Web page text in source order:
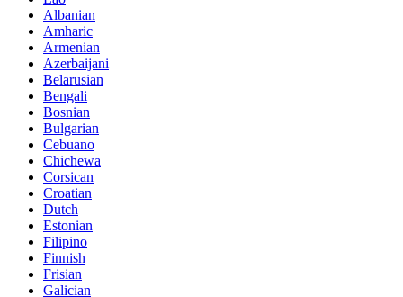
Albanian
Amharic
Armenian
Azerbaijani
Belarusian
Bengali
Bosnian
Bulgarian
Cebuano
Chichewa
Corsican
Croatian
Dutch
Estonian
Filipino
Finnish
Frisian
Galician